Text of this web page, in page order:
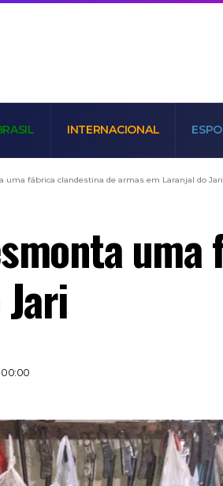
INTERNACIONAL
uma fábrica clandestina de armas em Laranjal do Jari
00:00